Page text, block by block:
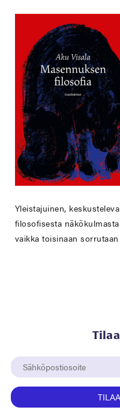
Yleistajuinen,
filosofisesta
vaikka toisinaan